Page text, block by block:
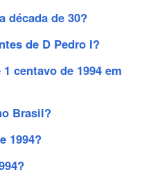
década de 30?
de D Pedro I?
centavo de 1994 em
Brasil?
1994?